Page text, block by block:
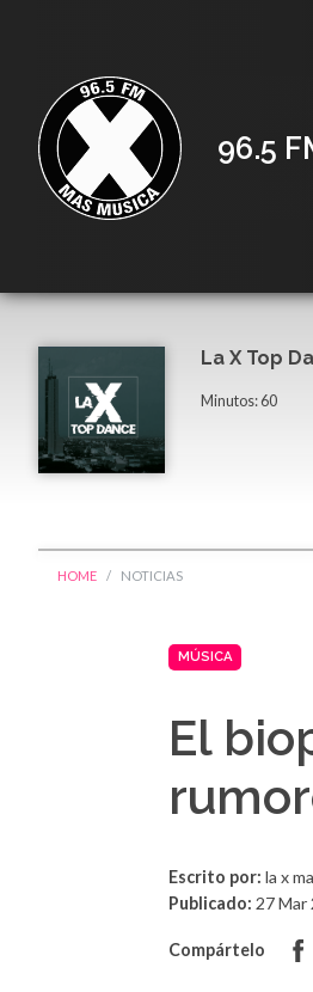
96.5
La X Top
Minutos: 60
HOME NOTICIAS
MÚSICA
El
Escrito por: la x
Publicado: 27 Mar
Compártelo